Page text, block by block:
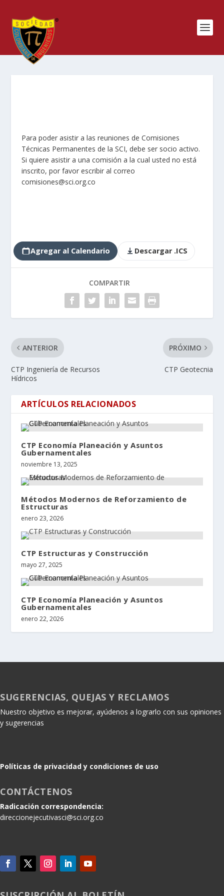
Para poder asistir a las reuniones de Comisiones
Técnicas Permanentes de la SCI, debe ser socio activo.
Si quiere asistir a una comisión a la cual usted no está
inscrito, por favor escribir al correo
comisiones@sci.org.co
Agregar al Calendario Descargar .ICS
COMPARTIR
ANTERIOR
CTP Ingeniería de Recursos
Hídricos
PRÓXIMO
CTP Geotecnia
ARTÍCULOS RELACIONADOS
CTP Economía Planeación y Asuntos
Gubernamentales
noviembre 13, 2025
Métodos Modernos de Reforzamiento de
Estructuras
enero 23, 2026
CTP Estructuras y Construcción
mayo 27, 2025
CTP Economía Planeación y Asuntos
Gubernamentales
enero 22, 2026
SUGERENCIAS, QUEJAS Y RECLAMOS
Nuestro objetivo es mejorar, ayúdenos a lograrlo con sus opiniones
y sugerencias
Políticas de privacidad y condiciones de uso
CONTÁCTENOS
Radicación correspondencia:
direccionejecutivasci@sci.org.co